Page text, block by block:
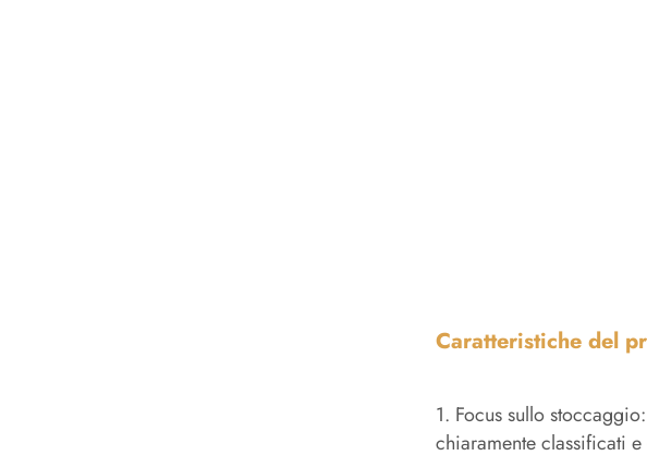
Caratteristiche del
1. Focus sullo
chiaramente classificati